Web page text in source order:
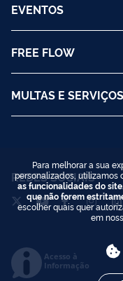
EVENTOS
FREE FLOW
MULTAS E SERVIÇOS
REDES SOCIAIS
Acesso à
Informação
Para melhorar a sua
personalizados, utilizamos
as funcionalidades do
que não forem
escolher quais quer
em